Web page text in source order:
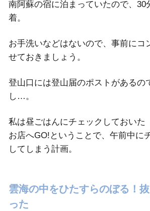
南阿蘇の宿に泊まっていたので、30
着。
お手洗いなどはないので、事前にコ
せておきましょう。
登山口には登山届のポストがあるの
し…。
私は昼ごはんにチェックしておいた
お店へGO!ということで、午前中に
してしまう計画。
雲海の中をひたすらのぼる！
った